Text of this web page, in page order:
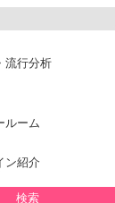
流行分析
ルーム
ン紹介
検索